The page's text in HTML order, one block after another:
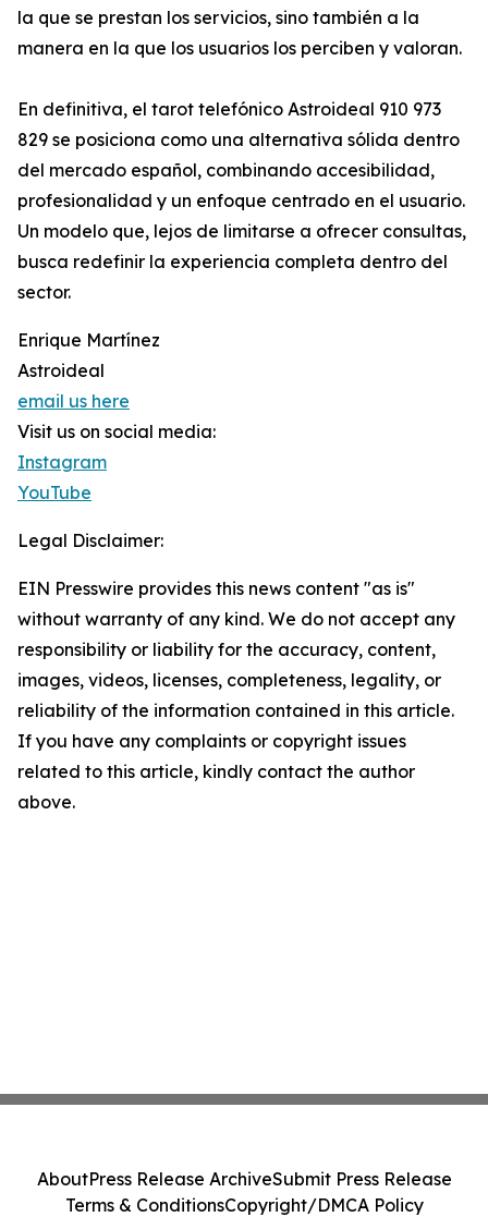
la que se prestan los servicios, sino también a la
manera en la que los usuarios los perciben y valoran.
En definitiva, el tarot telefónico Astroideal 910 973
829 se posiciona como una alternativa sólida dentro
del mercado español, combinando accesibilidad,
profesionalidad y un enfoque centrado en el usuario.
Un modelo que, lejos de limitarse a ofrecer consultas,
busca redefinir la experiencia completa dentro del
sector.
Enrique Martínez
Astroideal
email us here
Visit us on social media:
Instagram
YouTube
Legal Disclaimer:
EIN Presswire provides this news content "as is"
without warranty of any kind. We do not accept any
responsibility or liability for the accuracy, content,
images, videos, licenses, completeness, legality, or
reliability of the information contained in this article.
If you have any complaints or copyright issues
related to this article, kindly contact the author
above.
AboutPress Release ArchiveSubmit Press Release
Terms & ConditionsCopyright/DMCA Policy